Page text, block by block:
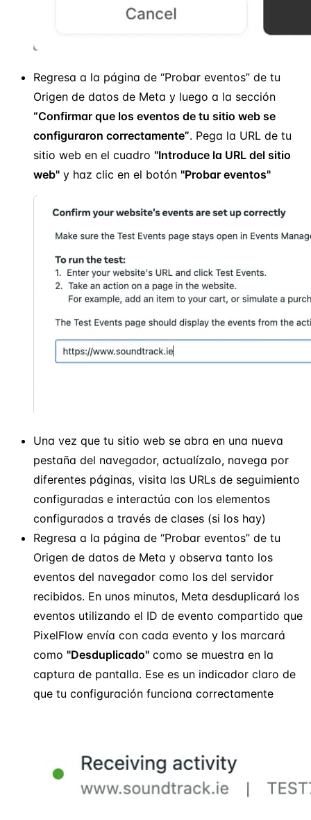
Regresa a la página de “Probar eventos” de tu
Origen de datos de Meta y luego a la sección
“Confirmar que los eventos de tu sitio web se
configuraron correctamente”. Pega la URL de tu
sitio web en el cuadro "Introduce la URL del sitio
web" y haz clic en el botón "Probar eventos"
Una vez que tu sitio web se abra en una nueva
pestaña del navegador, actualízalo, navega por
diferentes páginas, visita las URLs de seguimiento
configuradas e interactúa con los elementos
configurados a través de clases (si los hay)
Regresa a la página de “Probar eventos” de tu
Origen de datos de Meta y observa tanto los
eventos del navegador como los del servidor
recibidos. En unos minutos, Meta desduplicará los
eventos utilizando el ID de evento compartido que
PixelFlow envía con cada evento y los marcará
como "Desduplicado" como se muestra en la
captura de pantalla. Ese es un indicador claro de
que tu configuración funciona correctamente